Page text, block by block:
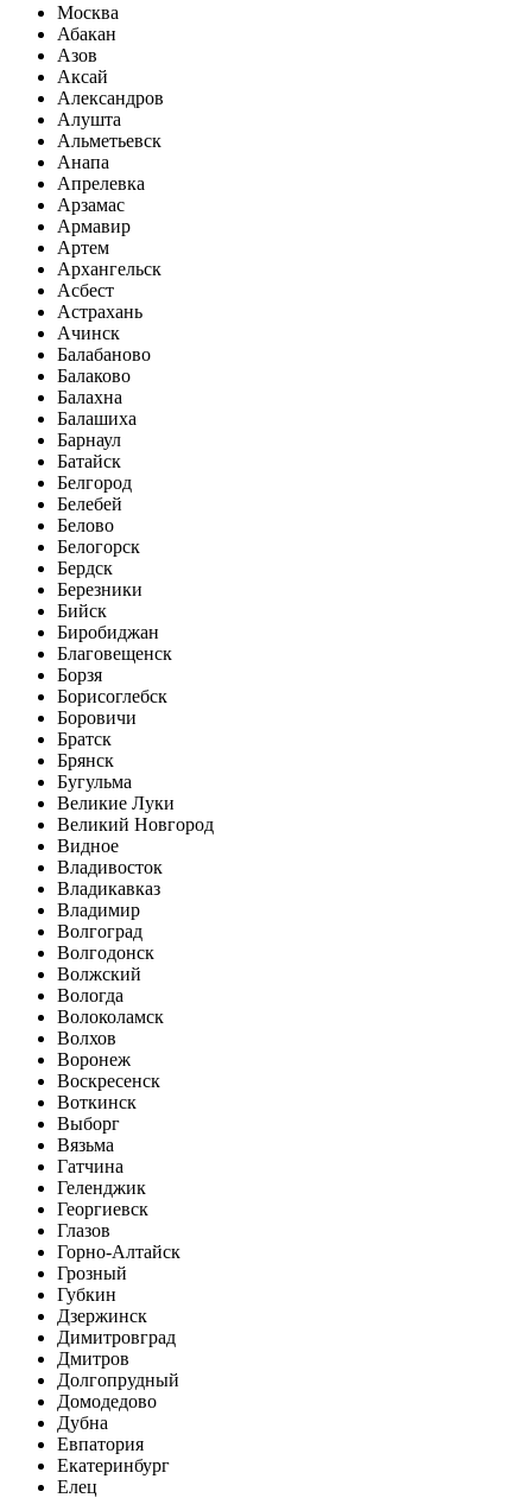
Москва
Абакан
Азов
Аксай
Александров
Алушта
Альметьевск
Анапа
Апрелевка
Арзамас
Армавир
Артем
Архангельск
Асбест
Астрахань
Ачинск
Балабаново
Балаково
Балахна
Балашиха
Барнаул
Батайск
Белгород
Белебей
Белово
Белогорск
Бердск
Березники
Бийск
Биробиджан
Благовещенск
Борзя
Борисоглебск
Боровичи
Братск
Брянск
Бугульма
Великие Луки
Великий Новгород
Видное
Владивосток
Владикавказ
Владимир
Волгоград
Волгодонск
Волжский
Вологда
Волоколамск
Волхов
Воронеж
Воскресенск
Воткинск
Выборг
Вязьма
Гатчина
Геленджик
Георгиевск
Глазов
Горно-Алтайск
Грозный
Губкин
Дзержинск
Димитровград
Дмитров
Долгопрудный
Домодедово
Дубна
Евпатория
Екатеринбург
Елец